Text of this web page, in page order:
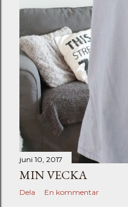
juni 10, 2017
MIN VECKA
Dela En kommentar